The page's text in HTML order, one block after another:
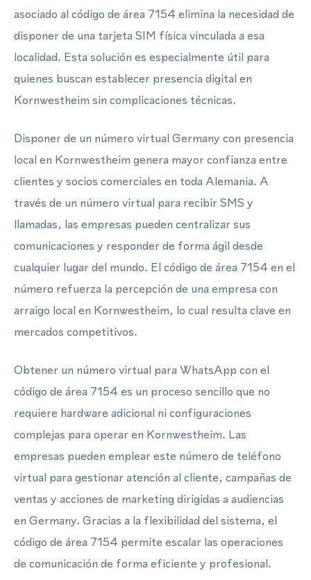
asociado al código de área 7154 elimina la necesidad de
disponer de una tarjeta SIM física vinculada a esa
localidad. Esta solución es especialmente útil para
quienes buscan establecer presencia digital en
Kornwestheim sin complicaciones técnicas.
Disponer de un número virtual Germany con presencia
local en Kornwestheim genera mayor confianza entre
clientes y socios comerciales en toda Alemania. A
través de un número virtual para recibir SMS y
llamadas, las empresas pueden centralizar sus
comunicaciones y responder de forma ágil desde
cualquier lugar del mundo. El código de área 7154 en el
número refuerza la percepción de una empresa con
arraigo local en Kornwestheim, lo cual resulta clave en
mercados competitivos.
Obtener un número virtual para WhatsApp con el
código de área 7154 es un proceso sencillo que no
requiere hardware adicional ni configuraciones
complejas para operar en Kornwestheim. Las
empresas pueden emplear este número de teléfono
virtual para gestionar atención al cliente, campañas de
ventas y acciones de marketing dirigidas a audiencias
en Germany. Gracias a la flexibilidad del sistema, el
código de área 7154 permite escalar las operaciones
de comunicación de forma eficiente y profesional.